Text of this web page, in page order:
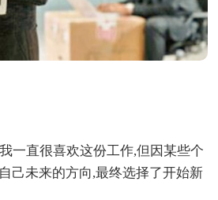
直很喜欢这份工作,但因某些个
己未来的方向,最终选择了开始新